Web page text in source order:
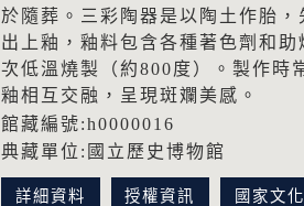
於隨葬。三彩陶器是以陶土作胎
出上釉，釉料包含各種著色劑和
次低溫燒製（約800度）。製作時
釉相互交融，呈現斑斕美感。
館藏編號:h0000016
典藏單位:國立歷史博物館
詳細資料 授權資訊 國家文